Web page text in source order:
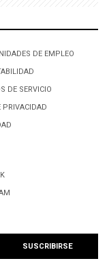
DE EMPLEO
DE SERVICIO
PRIVACIDAD